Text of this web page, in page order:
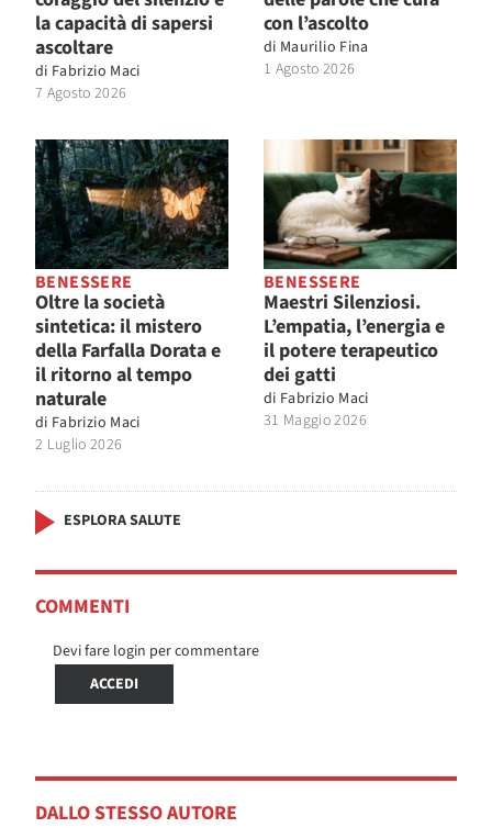
la capacità di sapersi
ascoltare
di Fabrizio Maci
7 Agosto 2026
con l’ascolto
di Maurilio Fina
1 Agosto 2026
BENESSERE
Oltre la società
sintetica: il mistero
della Farfalla Dorata e
il ritorno al tempo
naturale
di Fabrizio Maci
2 Luglio 2026
BENESSERE
Maestri Silenziosi.
L’empatia, l’energia e
il potere terapeutico
dei gatti
di Fabrizio Maci
31 Maggio 2026
ESPLORA SALUTE
COMMENTI
Devi fare login per commentare
ACCEDI
DALLO STESSO AUTORE